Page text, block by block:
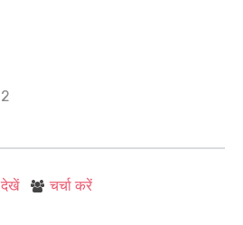
देखें चर्चा करें